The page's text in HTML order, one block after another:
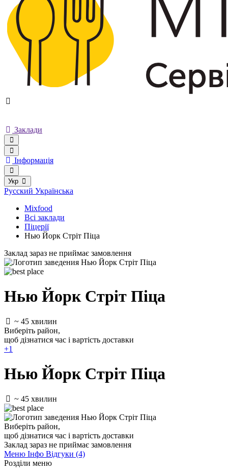
Заклади
Інформація
Укр
Русский Українська
Mixfood
Всі заклади
Піцерії
Нью Йорк Стріт Піца
Заклад зараз не приймає замовлення
Нью Йорк Стріт Піца
~ 45 хвилин
Виберіть район,
щоб дізнатися час і вартість доставки
+1
Нью Йорк Стріт Піца
~ 45 хвилин
Виберіть район,
щоб дізнатися час і вартість доставки
Заклад зараз не приймає замовлення
Меню Інфо Відгуки (4)
Розділи меню